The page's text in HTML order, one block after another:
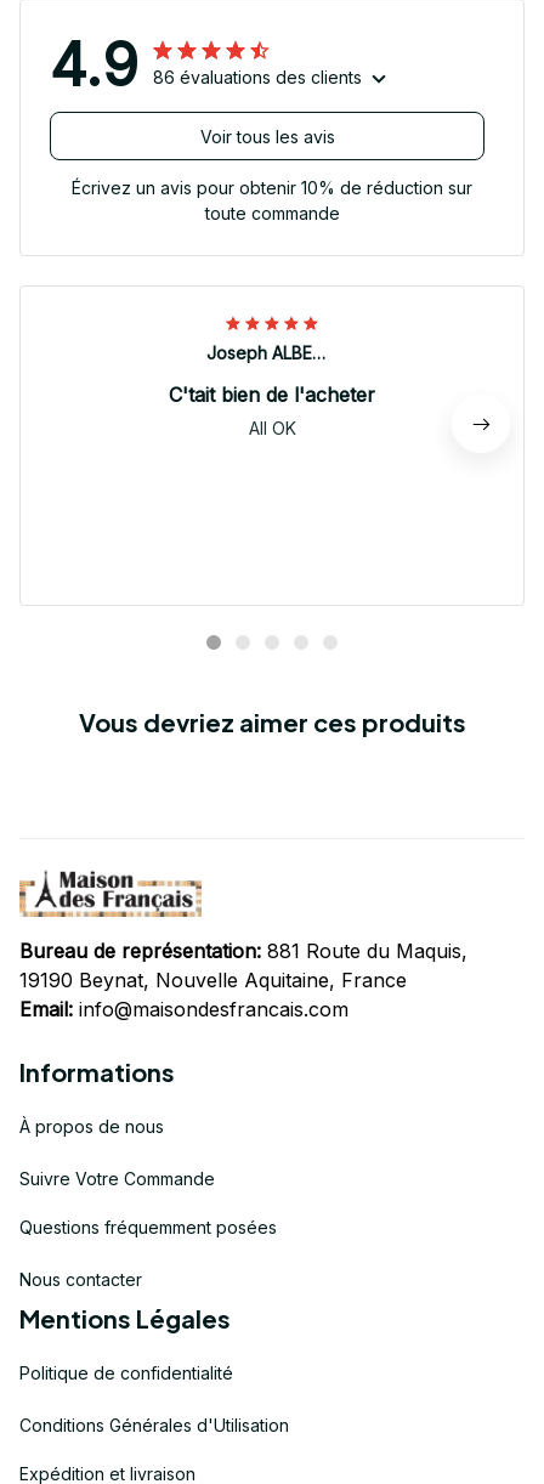
4.9 86 évaluations des clients
Voir tous les avis
Écrivez un avis pour obtenir 10% de réduction sur
toute commande
Joseph ALBERTINI
C'tait bien de l'acheter
All OK
Vous devriez aimer ces produits
Bureau de représentation: 881 Route du Maquis,
19190 Beynat, Nouvelle Aquitaine, France
Email: info@maisondesfrancais.com
Informations
À propos de nous
Suivre Votre Commande
Questions fréquemment posées
Nous contacter
Mentions Légales
Politique de confidentialité
Conditions Générales d'Utilisation
Expédition et livraison